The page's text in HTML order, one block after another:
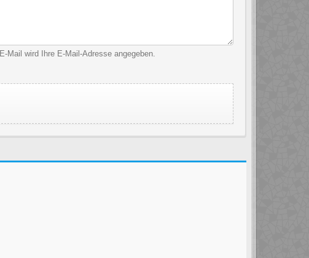
Mail wird Ihre E-Mail-Adresse angegeben.